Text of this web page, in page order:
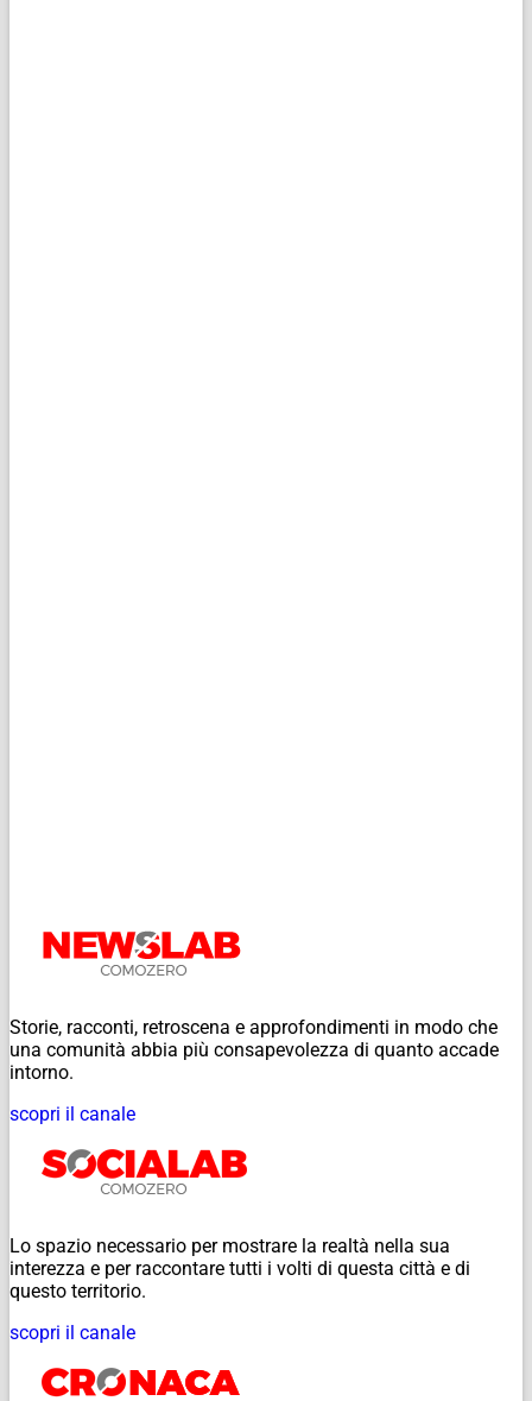
Storie, racconti, retroscena e approfondimenti in modo che
una comunità abbia più consapevolezza di quanto accade
intorno.
scopri il canale
Lo spazio necessario per mostrare la realtà nella sua
interezza e per raccontare tutti i volti di questa città e di
questo territorio.
scopri il canale